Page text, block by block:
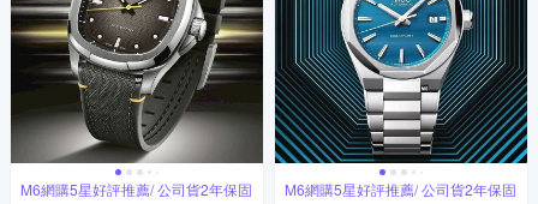
M6網購5星好評推薦/ 公司貨2年保固 M6網購5星好評推薦/ 公司貨2年保固